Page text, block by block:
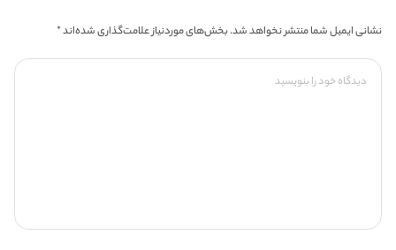
نشانی ایمیل شما منتشر نخواهد شد.بخش‌های موردنیاز علامت‌گذاری شده‌اند*